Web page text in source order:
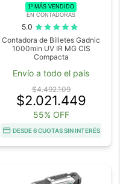
1º MÁS VENDIDO
EN CONTADORAS
5.0
Contadora de Billetes Gadnic
1000min UV IR MG CIS
Compacta
Envío a todo el país
$4.492.109
$2.021.449
55% OFF
DESDE 6 CUOTAS SIN INTERÉS